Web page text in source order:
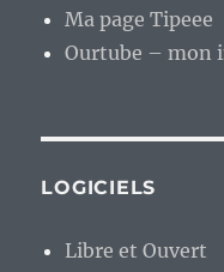
Ma page Tipeee
Ourtube – mon
LOGICIELS
Libre et Ouvert